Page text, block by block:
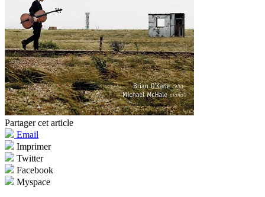
Partager cet article
Email
Imprimer
Twitter
Facebook
Myspace